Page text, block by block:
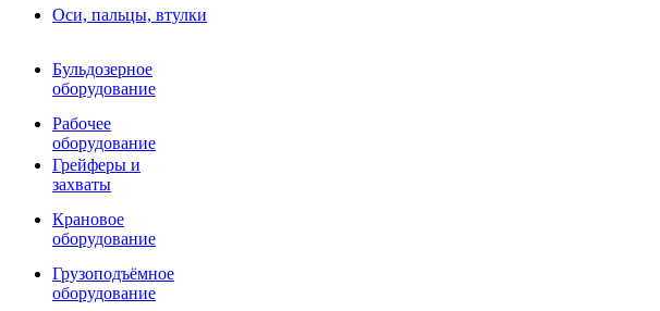
Навесные дорожные фрезы
Виброрипперы
Ковши дробильные щековые
Ковши дробильные роторные
Сортировочные ковши барабанные
Сортировочные ковши вальцовые
Фрезы роторные
Фрезы дисковые
Траншеекопатели
Просеивающие ковши для фронтальных погрузчиков
Распределители асфальта
Переходные плиты
Гидроразводка
Оси, пальцы, втулки
Бульдозерное
оборудование
Рабочее
оборудование
Грейферы и
захваты
Крановое
оборудование
Грузоподъёмное
оборудование